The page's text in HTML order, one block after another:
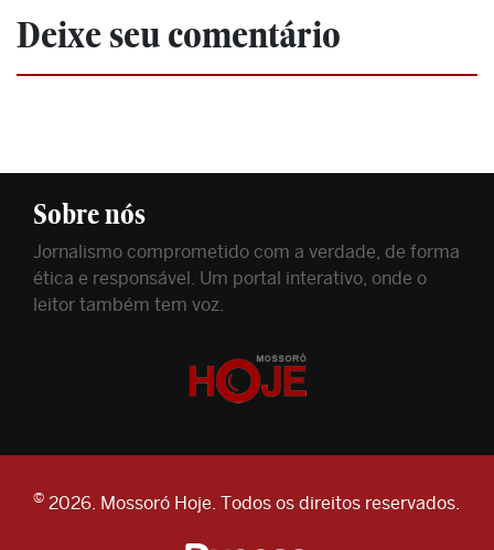
Deixe seu comentário
Sobre nós
Jornalismo comprometido com a verdade, de forma
ética e responsável. Um portal interativo, onde o
leitor também tem voz.
© 2026. Mossoró Hoje. Todos os direitos reservados.